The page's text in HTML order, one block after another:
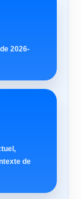
2026-
de